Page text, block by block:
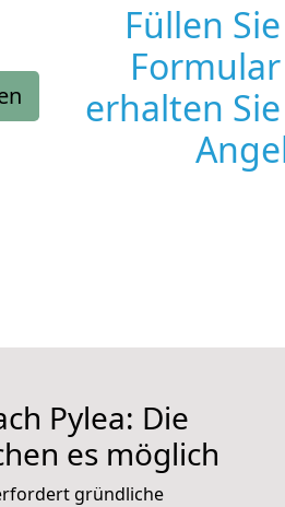
Füllen
erhalten
Pylea: Die
es möglich
gründliche